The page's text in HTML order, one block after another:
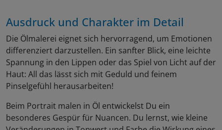
Ausdruck und Charakter im Detail
Die Ölmalerei eignet sich hervorragend, um Emotionen
differenziert darzustellen. Ein sanfter Blick, eine leichte
Spannung in den Lippen oder das Spiel von Licht auf der
Haut: All das lässt sich mit Geduld und feinem
Pinselgefühl herausarbeiten!
Beim Portrait malen in Öl entwickelst Du ein
besonderes Gespür für Nuancen. Du lernst, wie kleine